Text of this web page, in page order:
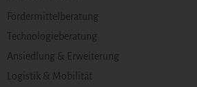
Fördermittelberatung
Technologieberatung
Ansiedlung & Erweiterung
Logistik & Mobilität